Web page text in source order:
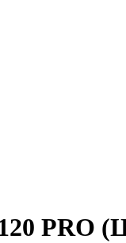
PRO